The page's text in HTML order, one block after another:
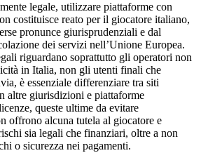
legale, utilizzare piattaforme con
costituisce reato per il giocatore italiano,
pronunce giurisprudenziali e dal
dei servizi nell’Unione Europea.
riguardano soprattutto gli operatori non
in Italia, non gli utenti finali che
è essenziale differenziare tra siti
altre giurisdizioni e piattaforme
queste ultime da evitare
offrono alcuna tutela al giocatore e
sia legali che finanziari, oltre a non
o sicurezza nei pagamenti.